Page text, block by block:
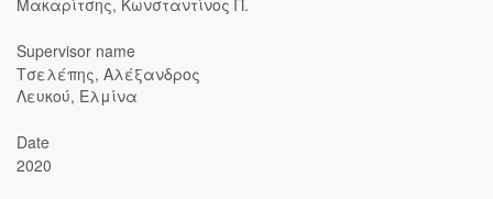
Μακαρίτσης, Κωνσταντίνος Π.
Supervisor name
Τσελέπης, Αλέξανδρος
Λευκού, Ελμίνα
Date
2020